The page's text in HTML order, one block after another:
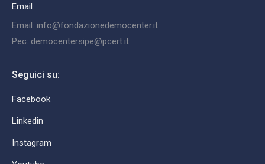
Email
Email: info@fondazionedemocenter.it
Pec: democentersipe@pcert.it
Seguici su:
Facebook
Linkedin
Instagram